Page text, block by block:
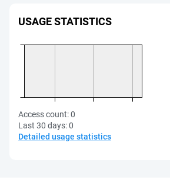
USAGE STATISTICS
Access count:0
Last 30 days:0
Detailed usage statistics